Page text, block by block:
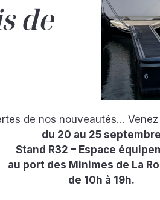
de
de nos nouveautés…
du 20 au 25 septembre
Stand R32 – Espace
au port des Minimes de La
de 10h à 19h.